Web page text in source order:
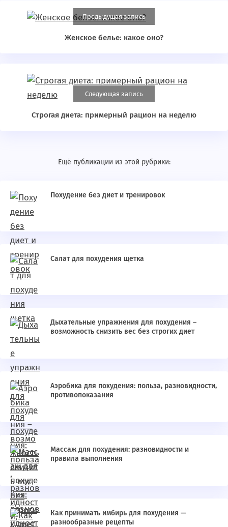
Предыдущая запись
Женское белье: какое оно?
Следующая запись
Строгая диета: примерный рацион на неделю
Ещё публикации из этой рубрики:
Похудение без диет и тренировок
Салат для похудения щетка
Дыхательные упражнения для похудения –
возможность снизить вес без строгих диет
Аэробика для похудения: польза, разновидности,
противопоказания
Массаж для похудения: разновидности и
правила выполнения
Как принимать имбирь для похудения —
разнообразные рецепты